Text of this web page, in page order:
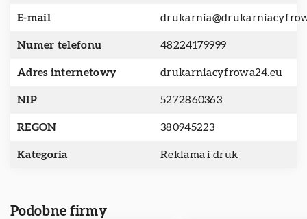
E-mail
Numer telefonu 48224179999
Adres internetowy drukarniacyfrowa24.eu
NIP 5272860363
REGON 380945223
Kategoria Reklama i druk
Podobne firmy